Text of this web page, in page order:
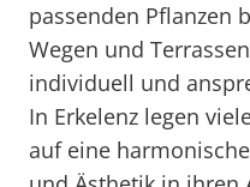
passenden Pflanzen
Wegen und
individuell und
In Erkelenz legen
auf eine